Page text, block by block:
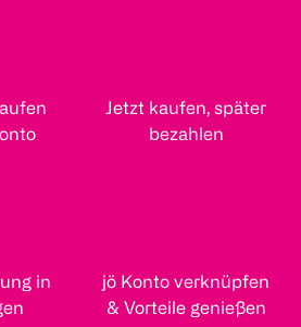
Jetzt kaufen, später
bezahlen
in
jö Konto verknüpfen
& Vorteile genießen